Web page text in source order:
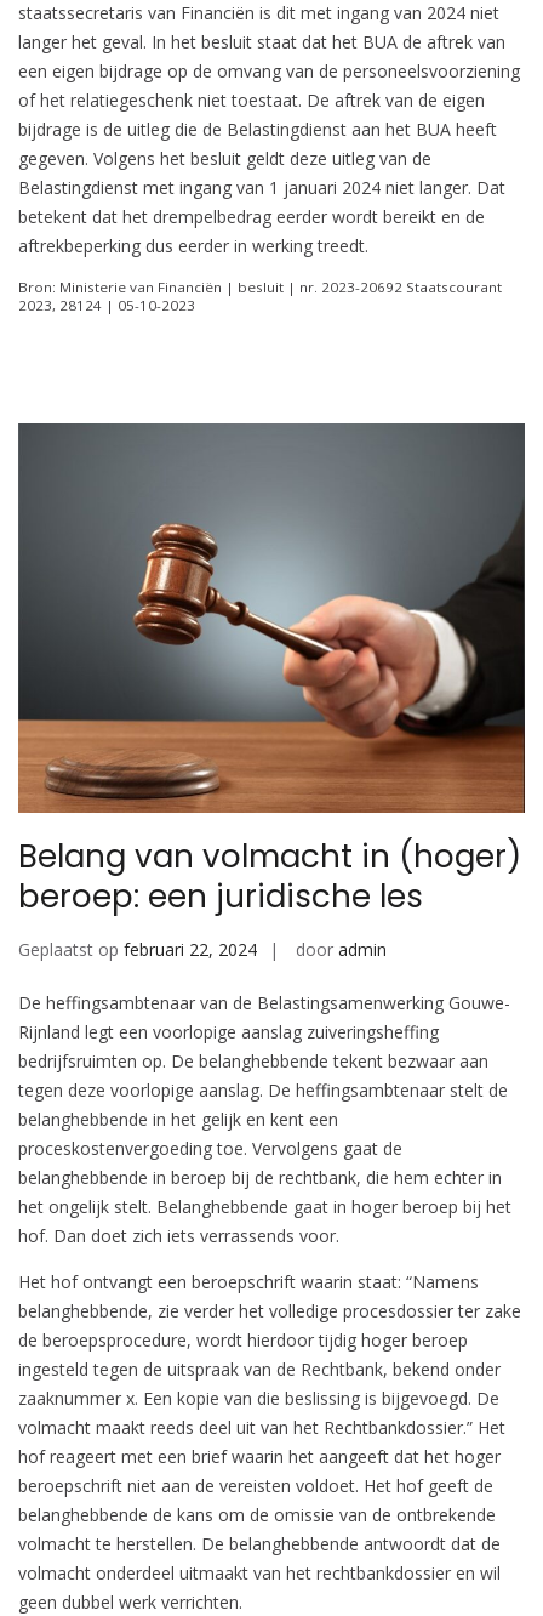
staatssecretaris van Financiën is dit met ingang van 2024 niet
langer het geval. In het besluit staat dat het BUA de aftrek van
een eigen bijdrage op de omvang van de personeelsvoorziening
of het relatiegeschenk niet toestaat. De aftrek van de eigen
bijdrage is de uitleg die de Belastingdienst aan het BUA heeft
gegeven. Volgens het besluit geldt deze uitleg van de
Belastingdienst met ingang van 1 januari 2024 niet langer. Dat
betekent dat het drempelbedrag eerder wordt bereikt en de
aftrekbeperking dus eerder in werking treedt.
Bron: Ministerie van Financiën | besluit | nr. 2023-20692 Staatscourant
2023, 28124 | 05-10-2023
Belang van volmacht in (hoger)
beroep: een juridische les
Geplaatst op februari 22, 2024 door admin
De heffingsambtenaar van de Belastingsamenwerking Gouwe-
Rijnland legt een voorlopige aanslag zuiveringsheffing
bedrijfsruimten op. De belanghebbende tekent bezwaar aan
tegen deze voorlopige aanslag. De heffingsambtenaar stelt de
belanghebbende in het gelijk en kent een
proceskostenvergoeding toe. Vervolgens gaat de
belanghebbende in beroep bij de rechtbank, die hem echter in
het ongelijk stelt. Belanghebbende gaat in hoger beroep bij het
hof. Dan doet zich iets verrassends voor.
Het hof ontvangt een beroepschrift waarin staat: “Namens
belanghebbende, zie verder het volledige procesdossier ter zake
de beroepsprocedure, wordt hierdoor tijdig hoger beroep
ingesteld tegen de uitspraak van de Rechtbank, bekend onder
zaaknummer x. Een kopie van die beslissing is bijgevoegd. De
volmacht maakt reeds deel uit van het Rechtbankdossier.” Het
hof reageert met een brief waarin het aangeeft dat het hoger
beroepschrift niet aan de vereisten voldoet. Het hof geeft de
belanghebbende de kans om de omissie van de ontbrekende
volmacht te herstellen. De belanghebbende antwoordt dat de
volmacht onderdeel uitmaakt van het rechtbankdossier en wil
geen dubbel werk verrichten.